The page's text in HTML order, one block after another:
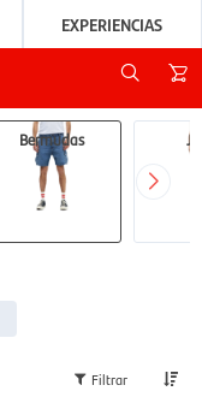
EXPERIENCIAS
Bermudas